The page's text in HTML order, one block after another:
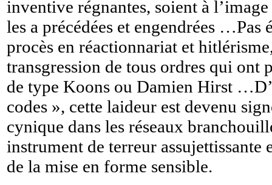
inventive régnantes, soient à
les a précédées et engendrées
procès en réactionnariat et
transgression de tous ordres qui
de type Koons ou Damien Hirst
codes », cette laideur est devenu
cynique dans les réseaux
instrument de terreur assujettissante
de la mise en forme sensible.